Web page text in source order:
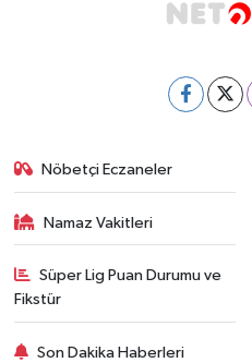
Nöbetçi Eczaneler
Namaz Vakitleri
Süper Lig Puan Durumu ve
Fikstür
Son Dakika Haberleri